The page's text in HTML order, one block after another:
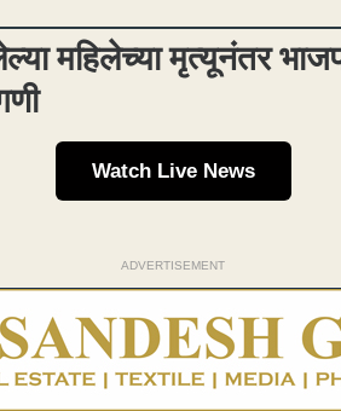
महिलेच्या मृत्यूनंतर
Watch Live News
ADVERTISEMENT